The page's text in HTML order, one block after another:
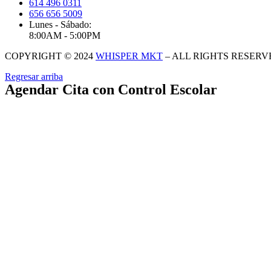
614 496 0311
656 656 5009
Lunes - Sábado:
8:00AM - 5:00PM
COPYRIGHT © 2024 WHISPER MKT – ALL RIGHTS
Regresar arriba
Agendar Cita con Control Escolar